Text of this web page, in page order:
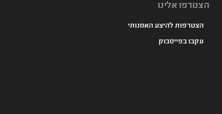
הצטרפו אלינו
הצטרפות להיצע האמנותי
עקבו בפייסבוק